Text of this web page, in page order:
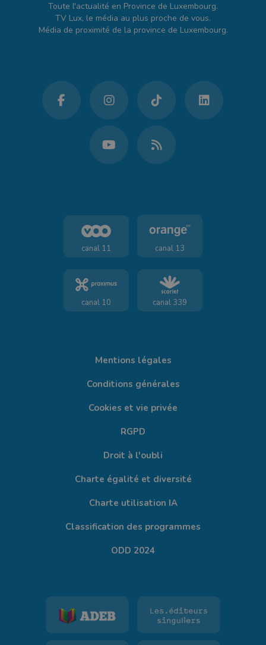
Toute l'actualité en Province de Luxembourg.
TV Lux, le média au plus proche de vous.
Média de proximité de la province de Luxembourg.
canal 11 canal 13
canal 10 canal 339
Mentions légales
Conditions générales
Cookies et vie privée
RGPD
Droit à l'oubli
Charte égalité et diversité
Charte utilisation IA
Classification des programmes
ODD 2024